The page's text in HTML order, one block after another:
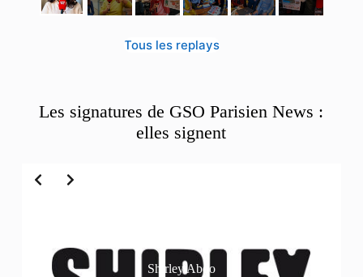
Tous les replays
Les signatures de GSO Parisien News :
elles signent
Shirley Abdo